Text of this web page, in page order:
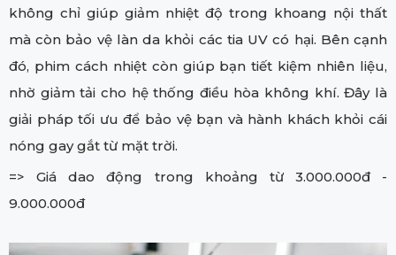
không chỉ giúp giảm nhiệt độ trong khoang nội thất
mà còn bảo vệ làn da khỏi các tia UV có hại. Bên cạnh
đó, phim cách nhiệt còn giúp bạn tiết kiệm nhiên liệu,
nhờ giảm tải cho hệ thống điều hòa không khí. Đây là
giải pháp tối ưu để bảo vệ bạn và hành khách khỏi cái
nóng gay gắt từ mặt trời.
=> Giá dao động trong khoảng từ 3.000.000đ -
9.000.000đ